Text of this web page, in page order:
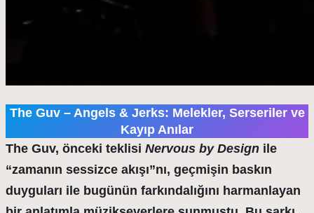
The Guv – Angels & Jerks: Melekler, Serseriler ve
Kayıp Anılar
The Guv, önceki teklisi Nervous by Design ile
“zamanın sessizce akışı”nı, geçmişin baskın
duyguları ile bugünün farkındalığını harmanlayan